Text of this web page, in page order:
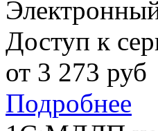
Доступ к
от 3 273 руб
Подробнее